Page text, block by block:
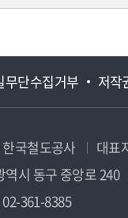
무단수집거부 저작
국철도공사 대표
역시 동구 중앙로 240
361-8385